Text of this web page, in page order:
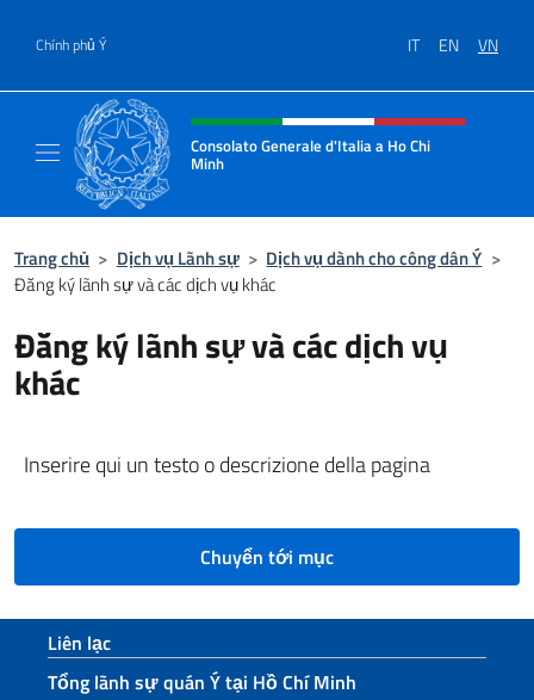
Chính phủ Ý IT EN VN
Header, social and menu of site
Consolato Generale d'Italia a Ho Chi
Minh
Trang chủ > Dịch vụ Lãnh sự > Dịch vụ dành cho công dân Ý >
Đăng ký lãnh sự và các dịch vụ khác
Đăng ký lãnh sự và các dịch vụ
khác
Inserire qui un testo o descrizione della pagina
Chuyển tới mục
Sezione footer
Liên lạc
Tổng lãnh sự quán Ý tại Hồ Chí Minh